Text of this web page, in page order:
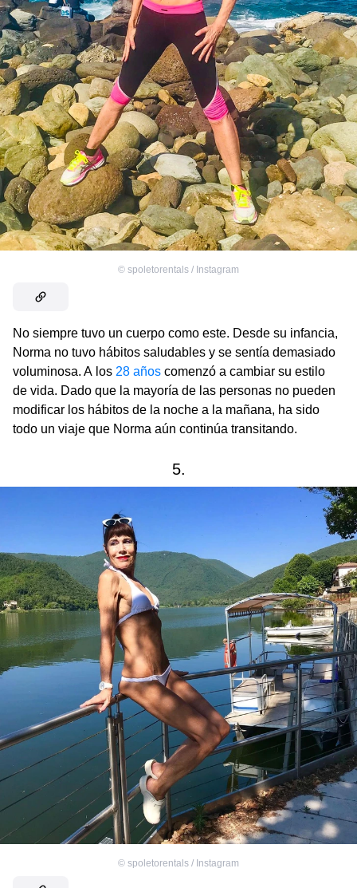
© spoletorentals / Instagram
No siempre tuvo un cuerpo como este. Desde su infancia,
Norma no tuvo hábitos saludables y se sentía demasiado
voluminosa. A los 28 años comenzó a cambiar su estilo
de vida. Dado que la mayoría de las personas no pueden
modificar los hábitos de la noche a la mañana, ha sido
todo un viaje que Norma aún continúa transitando.
5.
© spoletorentals / Instagram